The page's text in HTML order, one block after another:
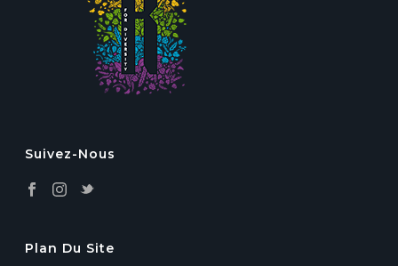
Suivez-Nous
Plan Du Site